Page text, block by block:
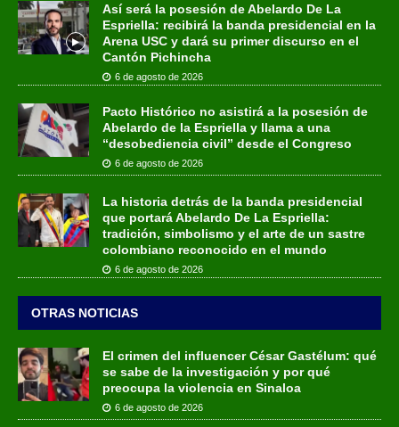
Así será la posesión de Abelardo De La
Espriella: recibirá la banda presidencial en la
Arena USC y dará su primer discurso en el
Cantón Pichincha
6 de agosto de 2026
Pacto Histórico no asistirá a la posesión de
Abelardo de la Espriella y llama a una
“desobediencia civil” desde el Congreso
6 de agosto de 2026
La historia detrás de la banda presidencial
que portará Abelardo De La Espriella:
tradición, simbolismo y el arte de un sastre
colombiano reconocido en el mundo
6 de agosto de 2026
OTRAS NOTICIAS
El crimen del influencer César Gastélum: qué
se sabe de la investigación y por qué
preocupa la violencia en Sinaloa
6 de agosto de 2026